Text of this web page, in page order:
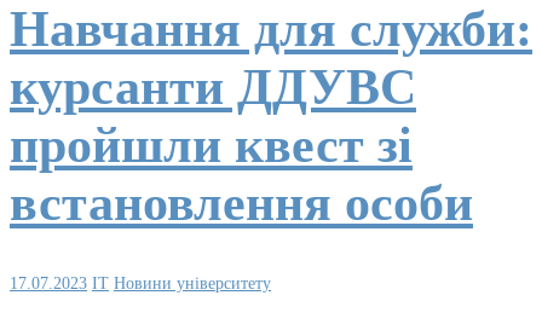
Навчання для служби:
курсанти ДДУВС
пройшли квест зі
встановлення особи
17.07.2023 IT Новини університету